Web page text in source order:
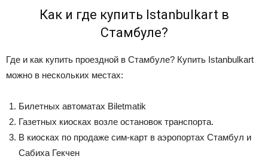
Как и где купить Istanbulkart в
Стамбуле?
Где и как купить проездной в Стамбуле? Купить Istanbulkart
можно в нескольких местах:
Билетных автоматах Biletmatik
Газетных киосках возле остановок транспорта.
В киосках по продаже сим-карт в аэропортах Стамбул и
Сабиха Гекчен